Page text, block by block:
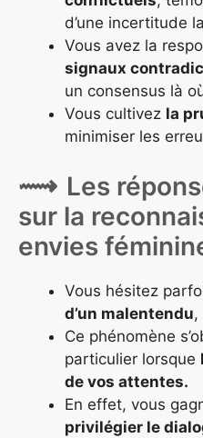
d’une incertitude
Vous avez la
signaux
un consensus là
Vous cultivez la
minimiser les
Les
sur la
envies
Vous hésitez
d’un malentendu,
Ce phénomène
particulier lorsque
de vos attentes.
En effet, vous
privilégier le